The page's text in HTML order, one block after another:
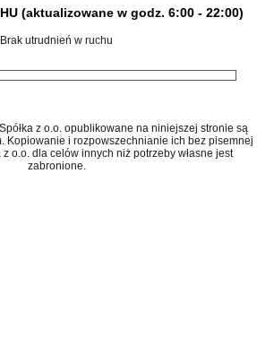
(aktualizowane w godz. 6:00 - 22:00)
Brak utrudnień w ruchu
z o.o. opublikowane na niniejszej stronie są
Kopiowanie i rozpowszechnianie ich bez pisemnej
o.o. dla celów innych niż potrzeby własne jest
zabronione.